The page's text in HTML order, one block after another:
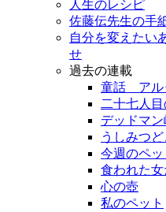
人生のレシピ
佐藤伝先生の手
自分を変えたい
せ
過去の連載
童話 アル
二十七人
デッドマン
うしみつど
今週のペッ
食われた女
心の壺
私のペット